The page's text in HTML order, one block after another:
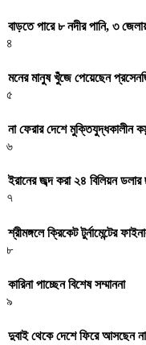
বাড়তে পারে ৮ নদীর পানি, ৩
৪
মনের মানুষ খুঁজে পেয়েছেন
৫
না ফেরার দেশে মুক্তিযুদ্ধকালীন
৬
ইরানের জব্দ করা ২৪ বিলিয়ন ডলার
৭
শ্রীমঙ্গলে ক্রিকেট টুর্নামেন্টের
৮
কারিনা পাচ্ছেন বিশেষ সম্মাননা
৯
দুবাই থেকে দেশে ফিরে আসছেন